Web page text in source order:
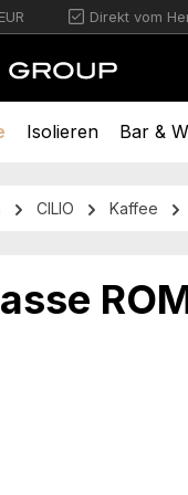
Direkt vom
Isolieren Bar &
CILIO Kaffee